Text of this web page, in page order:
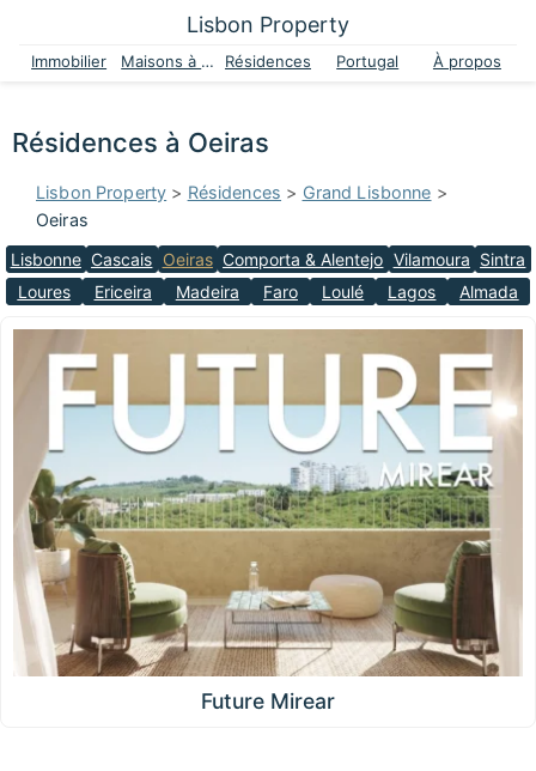
Lisbon Property
Immobilier Maisons à vendre Résidences Portugal À propos
Résidences à Oeiras
Lisbon Property > Résidences > Grand Lisbonne >
Oeiras
Lisbonne Cascais Oeiras Comporta & Alentejo Vilamoura Sintra
Loures
Ericeira Madeira Faro Loulé Lagos Almada
Future Mirear